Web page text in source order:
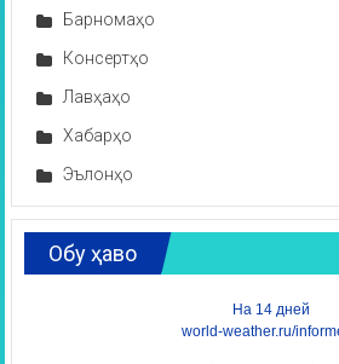
Барномаҳо
Консертҳо
Лавҳаҳо
Хабарҳо
Эълонҳо
Обу ҳаво
На 14 дней
world-weather.ru/